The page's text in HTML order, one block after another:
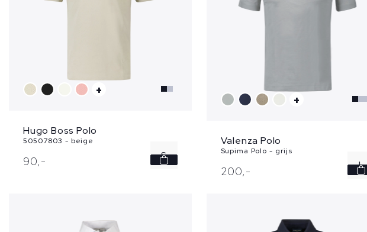
+
Hugo Boss Polo
50507803 - beige
90,- S
+
Valenza Polo
Supima Polo - grijs
200,- L